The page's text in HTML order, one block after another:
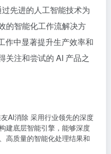
过先进的人工智能技术为
的智能化工作流解决方
作中显著提升生产效率和
关注和尝试的 AI 产品之
友AI消除 采用行业领先的深度
建底层智能引擎，能够深度
高质量的智能化处理结果和